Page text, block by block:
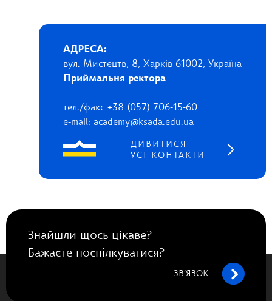
АДРЕСА:
вул. Мистецтв, 8, Харків 61002, Україна
Приймальня ректора
тел./факс +38 (057) 706-15-60
e-mail: academy@ksada.edu.ua
ДИВИТИСЯ
УСІ КОНТАКТИ
Знайшли щось цікаве?
Бажаєте поспілкуватися?
ЗВ’ЯЗОК